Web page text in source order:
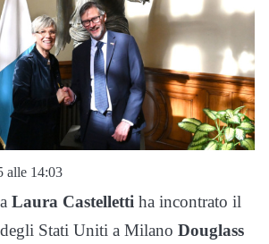
alle 14:03
Laura Castelletti ha incontrato il
Stati Uniti a Milano Douglass